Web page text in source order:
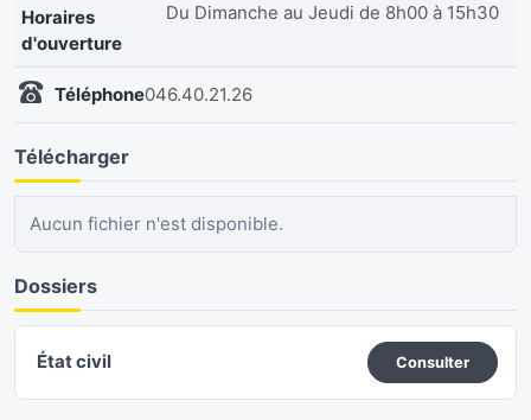
Horaires
d'ouverture
Du Dimanche au Jeudi de 8h00 à 15h30
Téléphone046.40.21.26
Télécharger
Aucun fichier n'est disponible.
Dossiers
État civil Consulter